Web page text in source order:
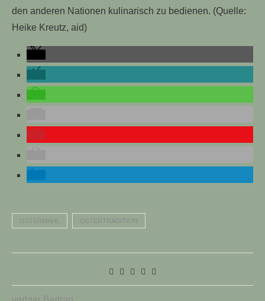
den anderen Nationen kulinarisch zu bedienen. (Quelle:
Heike Kreutz, aid)
OSTERMAHL OSTERTRADITION